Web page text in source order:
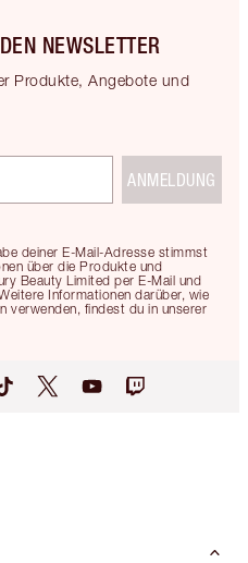
NEWSLETTER
Produkte, Angebote und
deiner E-Mail-Adresse stimmst
über die Produkte und
Beauty Limited per E-Mail und
Informationen darüber, wie
verwenden, findest du in unserer
ANMELDUNG